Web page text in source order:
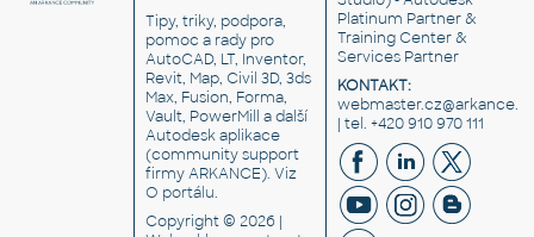
Tipy, triky, podpora,
pomoc a rady pro
AutoCAD, LT, Inventor,
Revit, Map, Civil 3D, 3ds
Max, Fusion, Forma,
Vault, PowerMill a další
Autodesk aplikace
(community support
firmy ARKANCE). Viz
O portálu.
Copyright © 2026 |
Platinum Partner &
Training Center &
Services Partner
KONTAKT:
| tel. +420 910 970 111